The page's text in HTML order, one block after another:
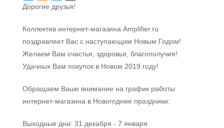
Дорогие друзья!
Коллектив интернет-магазина Amplifier.ru
поздравляет Вас с наступающим Новым Годом!
Желаем Вам счастья, здоровья, благополучия!
Удачных Вам покупок в Новом 2019 году!
Обращаем Ваше внимание на график работы
интернет-магазина в Новогодние праздники:
Выходные дни: 31 декабря - 7 января.